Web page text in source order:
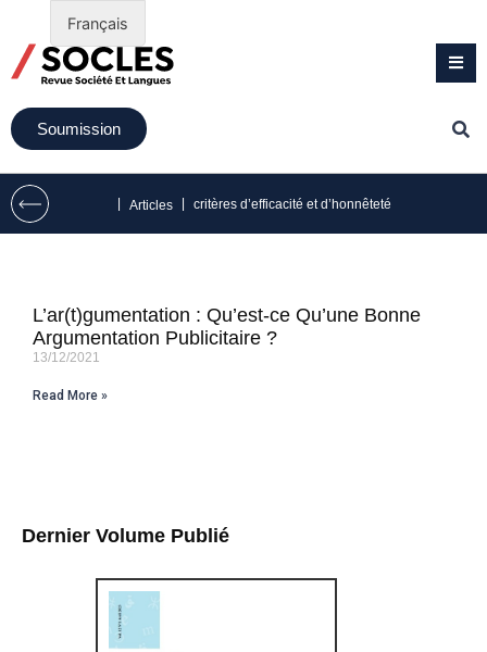
Soumission
Articles critères d’efficacité et d’honnêteté
Dernier Volume Publié
L’ar(t)gumentation : Qu’est-ce Qu’une Bonne
Argumentation Publicitaire ?
13/12/2021
Read More »
Français